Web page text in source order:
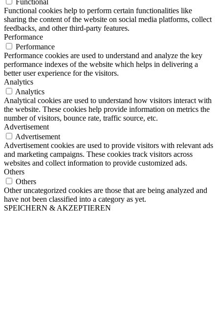
Functional
Functional cookies help to perform certain functionalities like
sharing the content of the website on social media platforms, collect
feedbacks, and other third-party features.
Performance
Performance
Performance cookies are used to understand and analyze the key
performance indexes of the website which helps in delivering a
better user experience for the visitors.
Analytics
Analytics
Analytical cookies are used to understand how visitors interact with
the website. These cookies help provide information on metrics the
number of visitors, bounce rate, traffic source, etc.
Advertisement
Advertisement
Advertisement cookies are used to provide visitors with relevant ads
and marketing campaigns. These cookies track visitors across
websites and collect information to provide customized ads.
Others
Others
Other uncategorized cookies are those that are being analyzed and
have not been classified into a category as yet.
SPEICHERN & AKZEPTIEREN